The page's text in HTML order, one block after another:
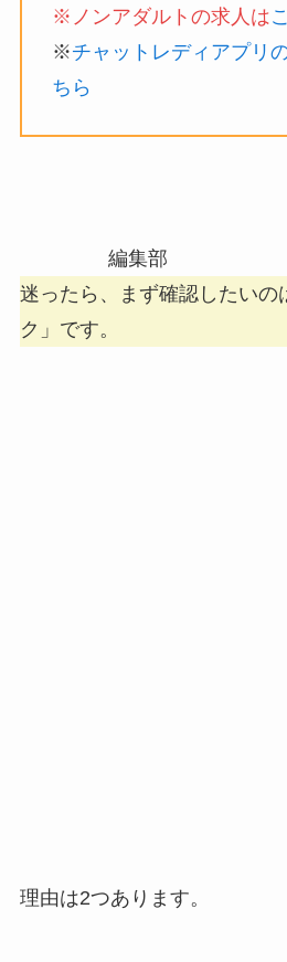
※ノンアダルトの求人は
※チャットレディアプリ
ちら
編集部
迷ったら、まず確認したいの
ク」です。
理由は2つあります。